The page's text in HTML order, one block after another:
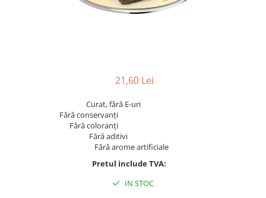
21,60 Lei
Curat, fără E-uri
Fără conservanți
Fără coloranți
Fără aditivi
Fără arome artificiale
Pretul include TVA:
IN STOC